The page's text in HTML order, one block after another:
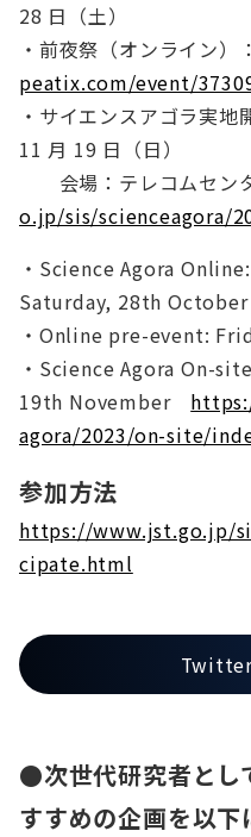
28 日（土）
・前夜祭（オンライン）
peatix.com/event/
・サイエンスアゴラ実
11 月 19 日（日）
会場：テレコムセン
o.jp/sis/scienceagora/
・Science Agora
Saturday, 28th October
・Online pre-event:
・Science Agora On-
19th November
agora/2023/on-site/
参加方法
https://www.jst.go.jp/
cipate.html
Twitter
●次世代研究者とし
すすめの企画を以下